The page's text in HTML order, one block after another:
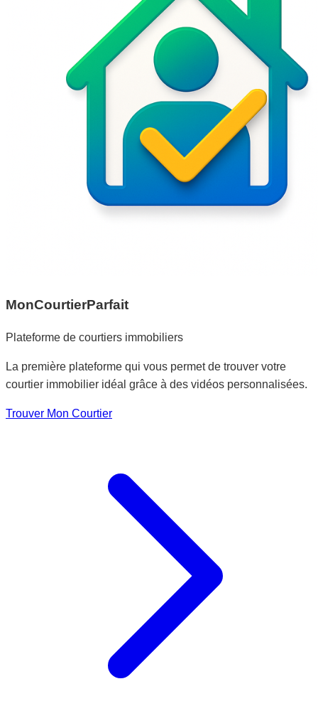
MonCourtierParfait
Plateforme de courtiers immobiliers
La première plateforme qui vous permet de trouver votre
courtier immobilier idéal grâce à des vidéos personnalisées.
Trouver Mon Courtier